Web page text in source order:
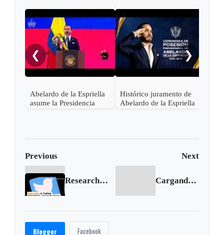
❮
Abelardo de la Espriella
asume la Presidencia
Histórico juramento de
Abelardo de la Espriella
❯
Previous Next
Research shows huge drop in Twitter advertising Cargando siguiente...
Blogger Facebook